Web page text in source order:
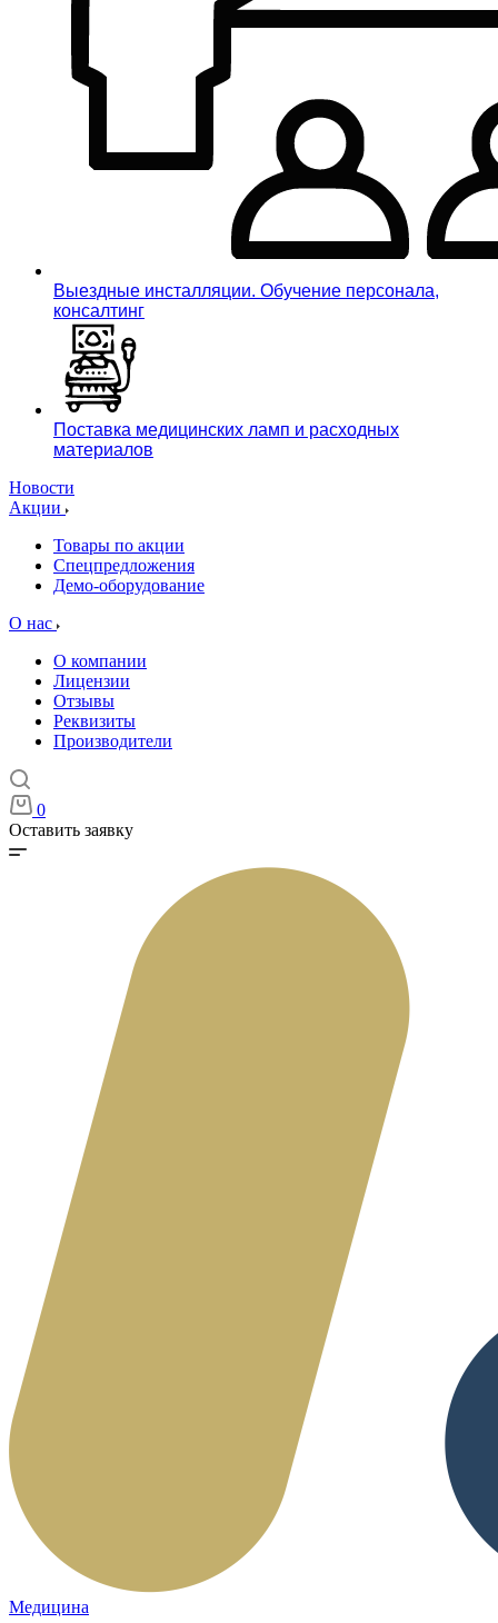
Выездные инсталляции. Обучение персонала,
консалтинг
Поставка медицинских ламп и расходных
материалов
Новости
Акции
Товары по акции
Спецпредложения
Демо-оборудование
О нас
О компании
Лицензии
Отзывы
Реквизиты
Производители
0
Оставить заявку
Медицина